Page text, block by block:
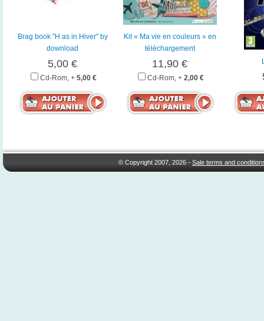
Brag book "H as in Hiver" by
download
5,00 €
Cd-Rom, + 5,00 €
Kit « Ma vie en couleurs » en
téléchargement
11,90 €
Cd-Rom, + 2,00 €
© Copyright 2007, 2026 -Sale terms and